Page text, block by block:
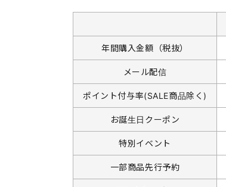
年間購入金額（税抜）
メール配信
ポイント付与率(SALE商品除く)
お誕生日クーポン
特別イベント
一部商品先行予約